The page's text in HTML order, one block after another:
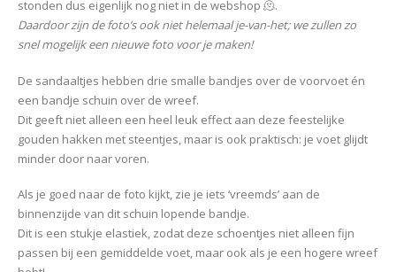
stonden dus eigenlijk nog niet in de webshop 🫠.
Daardoor zijn de foto’s ook niet helemaal je-van-het; we zullen zo
snel mogelijk een nieuwe foto voor je maken!
De sandaaltjes hebben drie smalle bandjes over de voorvoet én
een bandje schuin over de wreef.
Dit geeft niet alleen een heel leuk effect aan deze feestelijke
gouden hakken met steentjes, maar is ook praktisch: je voet glijdt
minder door naar voren.
Als je goed naar de foto kijkt, zie je iets ‘vreemds’ aan de
binnenzijde van dit schuin lopende bandje.
Dit is een stukje elastiek, zodat deze schoentjes niet alleen fijn
passen bij een gemiddelde voet, maar ook als je een hogere wreef